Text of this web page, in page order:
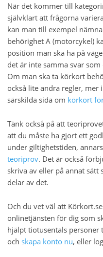
När det kommer till
självklart att frågorna
kan man till exempel
behörighet A (motorcykel)
position man ska ha på
det är inte samma svar
Om man ska ta körkort
också lite andra regler,
särskilda sida om körkort
Tänk också på att
att du måste ha gjort ett
under giltighetstiden,
teoriprov. Det är också
skriva av eller på annat
delar av det.
Och du vet väl att
onlinetjänsten för dig som
hjälpt tiotusentals personer
och skapa konto nu, eller